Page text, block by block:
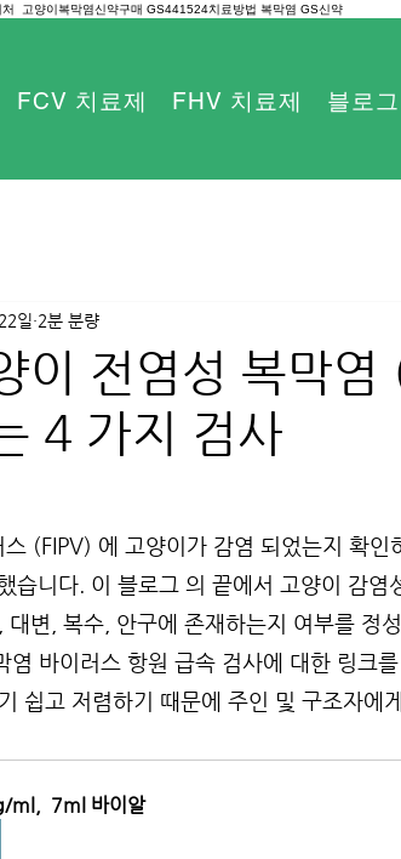
고양이복막염신약구매 GS441524치료방법 복막염 GS신약
FCV 치료제 FHV 치료제 블로그
이 전염성 복막염
4 가지 검사
일 2분 분량
(FIPV) 에 고양이가 감염 되었는지 확인
습니다. 이 블로그 의 끝에서 고양이 감염
변, 복수, 안구에 존재하는지 여부를 정
염 바이러스 항원 급속 검사에 대한 링크
쉽고 저렴하기 때문에 주인 및 구조자에
ml,  7ml 바이알